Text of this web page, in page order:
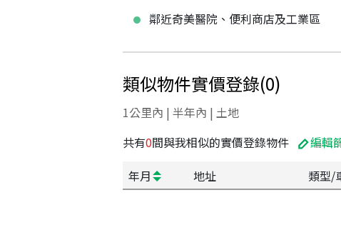
鄰近奇美醫院、便利商店及工業區
類似物件實價登錄(0)
1公里內 | 半年內 | 土地
共有0間與我相似的實價登錄物件 編輯
年月
地址 類型/